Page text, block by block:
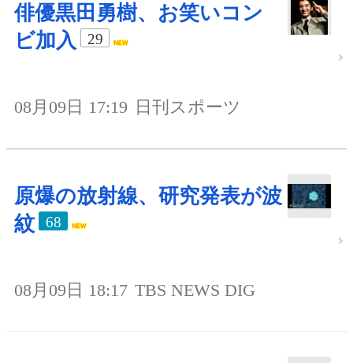
俳優黒田勇樹、お笑いコン
ビ加入
29
08月09日 17:19 日刊スポーツ
原爆の放射線、研究発表が波
紋
68
08月09日 18:17 TBS NEWS DIG